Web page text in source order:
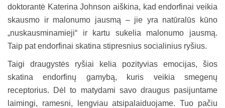
doktorantė Katerina Johnson aiškina, kad endorfinai veikia
skausmo ir malonumo jausmą – jie yra natūralūs kūno
„nuskausminamieji“ ir kartu sukelia malonumo jausmą.
Taip pat endorfinai skatina stipresnius socialinius ryšius.
Taigi draugystės ryšiai kelia pozityvias emocijas, šios
skatina endorfinų gamybą, kuris veikia smegenų
receptorius. Dėl to matydami savo draugus pasijuntame
laimingi, ramesni, lengviau atsipalaiduojame. Tuo pačiu